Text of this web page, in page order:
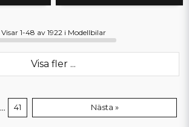
Visar 1-48 av 1922 i Modellbilar
Visa fler ...
... 41 Nästa »